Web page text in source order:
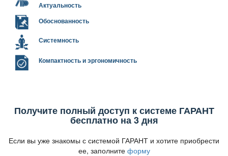
Актуальность
Обоснованность
Системность
Компактность и эргономичность
Получите полный доступ к системе ГАРАНТ
есплатно на 3 дня
Если вы уже знакомы с системой ГАРАНТ и хотите приобрести
ее, заполните форму